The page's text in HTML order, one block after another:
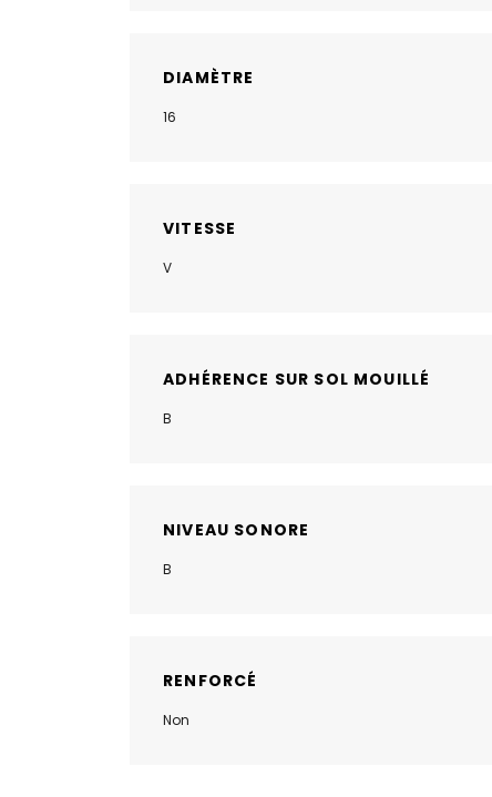
DIAMÈTRE
16
VITESSE
V
ADHÉRENCE SUR SOL MOUILLÉ
B
NIVEAU SONORE
B
RENFORCÉ
Non